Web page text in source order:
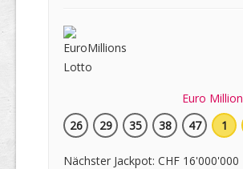
Euro
26
29 35 38 47 1
Nächster Jackpot: CHF 16'000'000